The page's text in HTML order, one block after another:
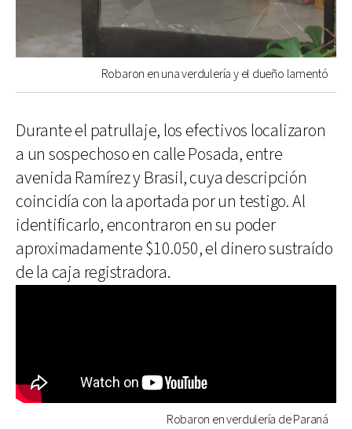
Robaron en una verdulería y el dueño lamentó
Durante el patrullaje, los efectivos localizaron
a un sospechoso en calle Posada, entre
avenida Ramírez y Brasil, cuya descripción
coincidía con la aportada por un testigo. Al
identificarlo, encontraron en su poder
aproximadamente $10.050, el dinero sustraído
de la caja registradora.
Robaron en verdulería de Paraná